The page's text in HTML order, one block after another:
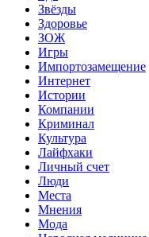
Звёзды
Здоровье
ЗОЖ
Игры
Импортозамещение
Интернет
Истории
Компании
Криминал
Культура
Лайфхаки
Личный счет
Люди
Места
Мнения
Мода